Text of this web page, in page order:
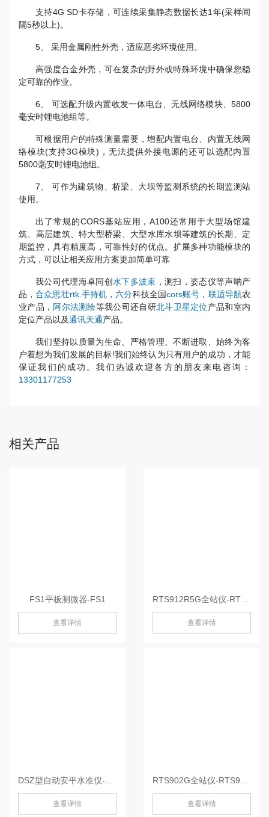
支持4G SD卡存储，可连续采集静态数据长达1年(采样间
隔5秒以上)。
5、 采用金属刚性外壳，适应恶劣环境使用。
高强度合金外壳，可在复杂的野外或特殊环境中确保您稳
定可靠的作业。
6、 可选配升级内置收发一体电台、无线网络模块、5800
毫安时锂电池组等。
可根据用户的特殊测量需要，增配内置电台、内置无线网
络模块(支持3G模块)，无法提供外接电源的还可以选配内置
5800毫安时锂电池组。
7、 可作为建筑物、桥梁、大坝等监测系统的长期监测站
使用。
出了常规的CORS基站应用，A100还常用于大型场馆建
筑、高层建筑、特大型桥梁、大型水库水坝等建筑的长期、定
期监控，具有精度高，可靠性好的优点。扩展多种功能模块的
方式，可以让相关应用方案更加简单可靠
我公司代理海卓同创水下多波束 ，测扫，姿态仪等声呐产
品，合众思壮rtk. 手持机 ，六分科技全国cors账号 ， 联适导航农
业产品， 阿尔法测绘等我公司还自研北斗卫星定位产品和室内
定位产品以及通讯天通产品。
我们坚持以质量为生命、严格管理、不断进取、始终为客
户着想为我们发展的目标!我们始终认为只有用户的成功，才能
保证我们的成功。我们热诚欢迎各方的朋友来电咨询：
13301177253
相关产品
FS1平板测微器-FS1
查看详情 查看详情
查看详情 查看详情